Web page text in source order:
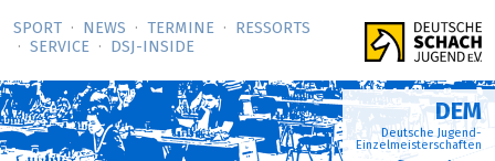
SPORT NEWS TERMINE
RESSORTS
SERVICE
DSJ-­INSIDE
DEM
Deutsche Jugend-
Einzelmeisterschaften